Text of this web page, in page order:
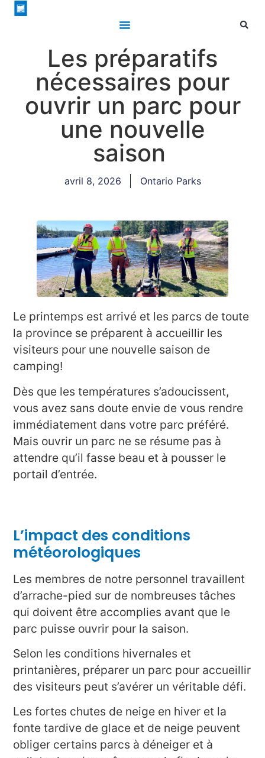
Les préparatifs
nécessaires pour
ouvrir un parc pour
une nouvelle
saison
avril 8, 2026 Ontario Parks
Le printemps est arrivé et les parcs de toute
la province se préparent à accueillir les
visiteurs pour une nouvelle saison de
camping!
Dès que les températures s’adoucissent,
vous avez sans doute envie de vous rendre
immédiatement dans votre parc préféré.
Mais ouvrir un parc ne se résume pas à
attendre qu’il fasse beau et à pousser le
portail d’entrée.
L’impact des conditions
météorologiques
Les membres de notre personnel travaillent
d’arrache-pied sur de nombreuses tâches
qui doivent être accomplies avant que le
parc puisse ouvrir pour la saison.
Selon les conditions hivernales et
printanières, préparer un parc pour accueillir
des visiteurs peut s’avérer un véritable défi.
Les fortes chutes de neige en hiver et la
fonte tardive de glace et de neige peuvent
obliger certains parcs à déneiger et à